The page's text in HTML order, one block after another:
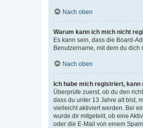
Nach oben
Warum kann ich mich nicht
Es kann sein, dass die Board-
Benutzername, mit dem du
Nach oben
Ich habe mich registriert, kann
Überprüfe zuerst, ob du den
dass du unter 13 Jahre alt bist,
vielleicht aktiviert werden. Bei
wurde dir mitgeteilt, ob eine
oder die E-Mail von einem